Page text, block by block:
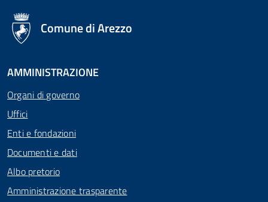
logo Unione Europea
Comune di Arezzo
AMMINISTRAZIONE
Organi di governo
Uffici
Enti e fondazioni
Documenti e dati
Albo pretorio
Amministrazione trasparente